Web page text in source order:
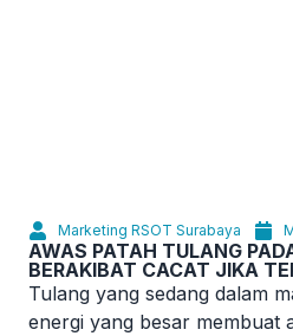
Marketing RSOT Surabaya
AWAS PATAH TULANG
BERAKIBAT CACAT JIKA
Tulang yang sedang dalam
energi yang besar membuat